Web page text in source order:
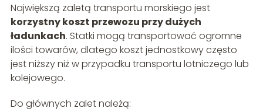
Największą zaletą transportu morskiego jest
korzystny koszt przewozu przy dużych
ładunkach. Statki mogą transportować ogromne
ilości towarów, dlatego koszt jednostkowy często
jest niższy niż w przypadku transportu lotniczego lub
kolejowego.
Do głównych zalet należą: